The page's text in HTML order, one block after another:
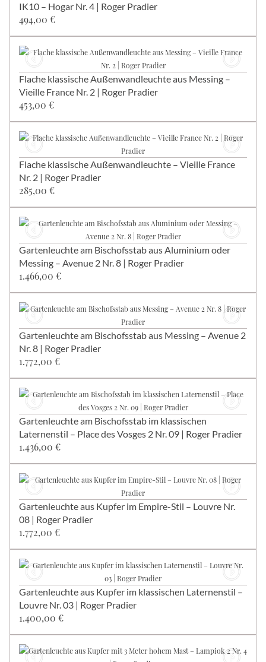
IK10 – Hogar Nr. 4 | Roger Pradier
494,00 €
Flache klassische Außenwandleuchte aus Messing –
Vieille France Nr. 2 | Roger Pradier
453,00 €
Flache klassische Außenwandleuchte – Vieille France
Nr. 2 | Roger Pradier
285,00 €
Gartenleuchte am Bischofsstab aus Aluminium oder
Messing – Avenue 2 Nr. 8 | Roger Pradier
1.466,00 €
Gartenleuchte am Bischofsstab aus Messing – Avenue 2
Nr. 8 | Roger Pradier
1.772,00 €
Gartenleuchte am Bischofsstab im klassischen
Laternenstil – Place des Vosges 2 Nr. 09 | Roger Pradier
1.436,00 €
Gartenleuchte aus Kupfer im Empire-Stil – Louvre Nr.
08 | Roger Pradier
1.772,00 €
Gartenleuchte aus Kupfer im klassischen Laternenstil –
Louvre Nr. 03 | Roger Pradier
1.400,00 €